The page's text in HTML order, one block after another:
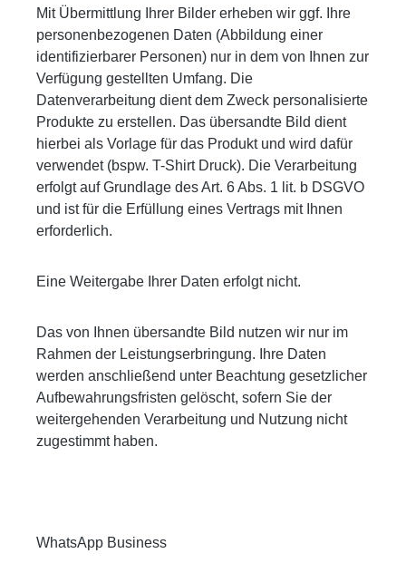
Mit Übermittlung Ihrer Bilder erheben wir ggf. Ihre
personenbezogenen Daten (Abbildung einer
identifizierbarer Personen) nur in dem von Ihnen zur
Verfügung gestellten Umfang. Die
Datenverarbeitung dient dem Zweck personalisierte
Produkte zu erstellen. Das übersandte Bild dient
hierbei als Vorlage für das Produkt und wird dafür
verwendet (bspw. T-Shirt Druck). Die Verarbeitung
erfolgt auf Grundlage des Art. 6 Abs. 1 lit. b DSGVO
und ist für die Erfüllung eines Vertrags mit Ihnen
erforderlich.
Eine Weitergabe Ihrer Daten erfolgt nicht.
Das von Ihnen übersandte Bild nutzen wir nur im
Rahmen der Leistungserbringung. Ihre Daten
werden anschließend unter Beachtung gesetzlicher
Aufbewahrungsfristen gelöscht, sofern Sie der
weitergehenden Verarbeitung und Nutzung nicht
zugestimmt haben.
WhatsApp Business